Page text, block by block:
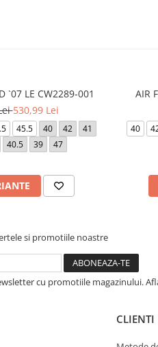
`07 LE CW2289-001
530,99 Lei
45.5 40 42
41
40.5 39 47
AIR
40
si promotiile noastre
cu promotiile magazinului.
CLIENTI